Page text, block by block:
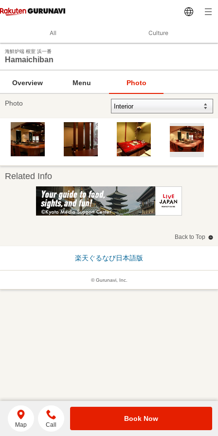
All Culture
海鮮炉端 根室 浜一番
Hamaichiban
Overview Menu Photo
Photo
Related Info
Back to Top
楽天ぐるなび日本語版
© Gurunavi, Inc.
Map Call
Book Now